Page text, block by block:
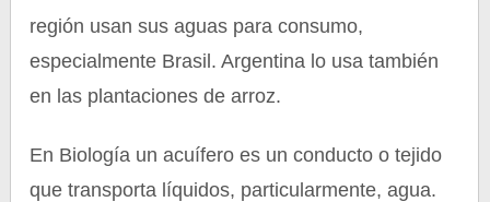
región usan sus aguas para consumo,
especialmente Brasil. Argentina lo usa también
en las plantaciones de arroz.
En Biología un acuífero es un conducto o tejido
que transporta líquidos, particularmente, agua.